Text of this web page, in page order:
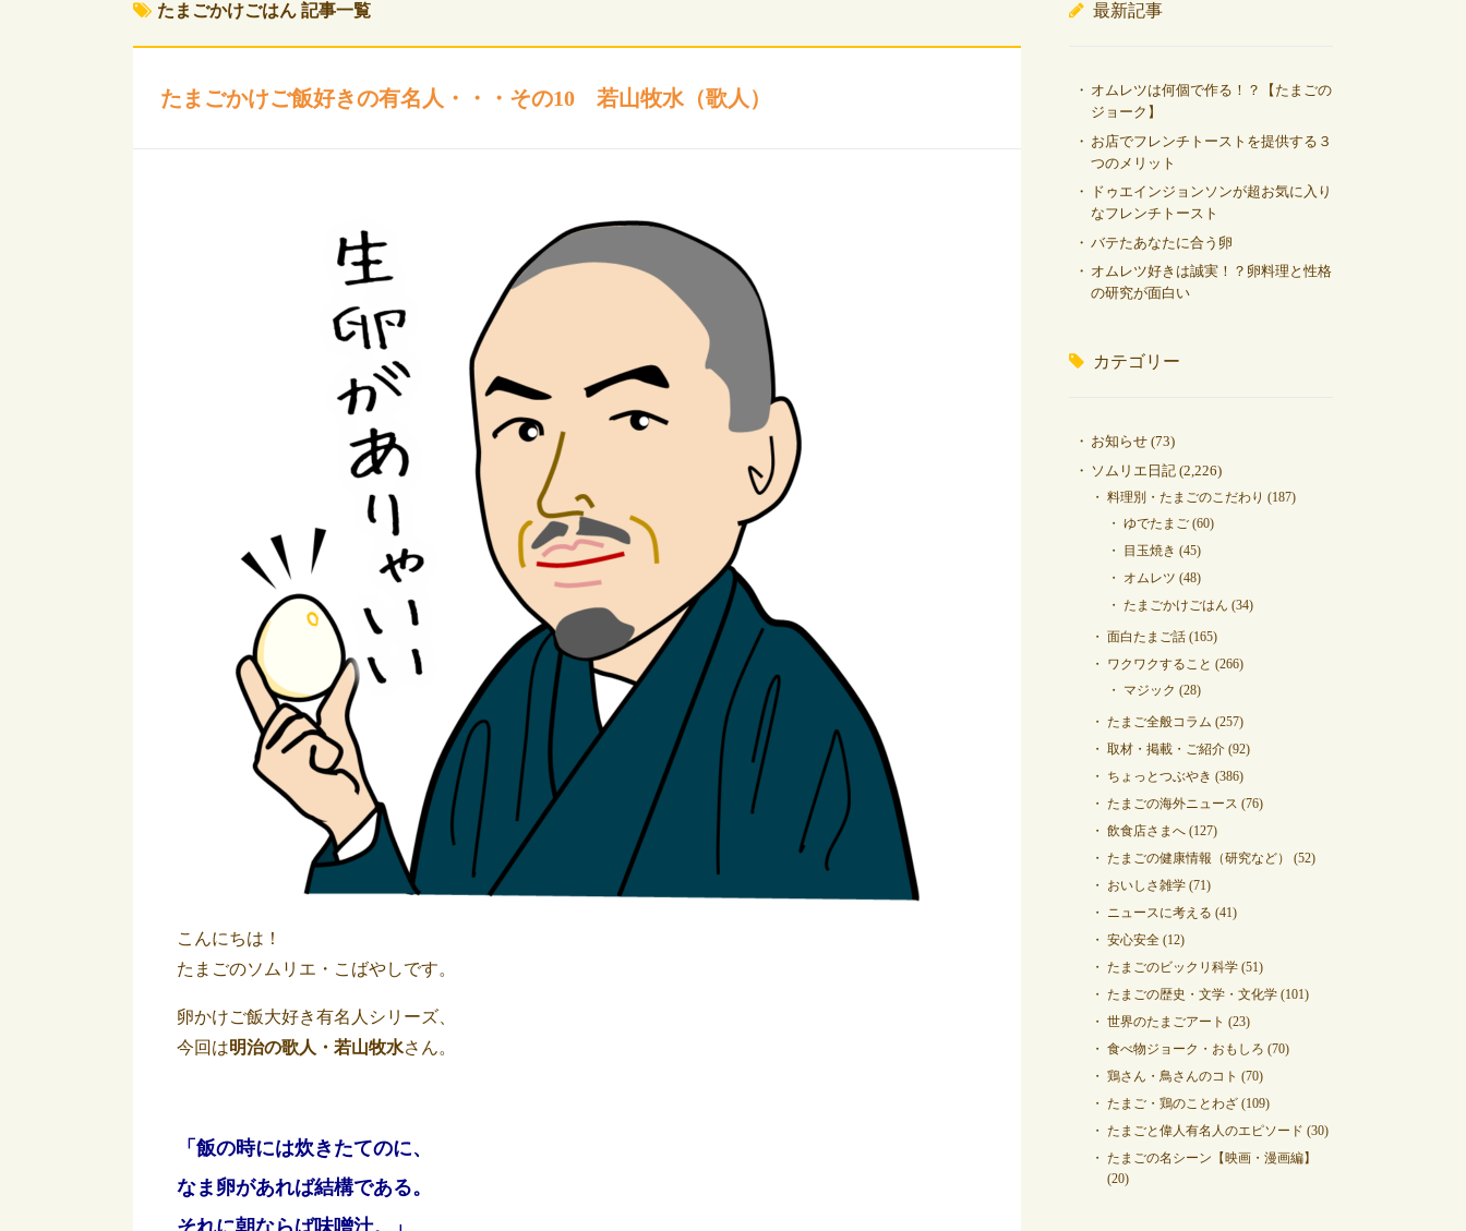
たまごかけごはん 記事一覧
たまごかけご飯好きの有名人・・・その10 若山牧水（歌人）
こんにちは！
たまごのソムリエ・こばやしです。
卵かけご飯大好き有名人シリーズ、
今回は明治の歌人・若山牧水さん。
「飯の時には炊きたてのに、
なま卵があれば結構である。
それに朝ならば味噌汁。」
最新記事
オムレツは何個で作る！？【たまごの
ジョーク】
お店でフレンチトーストを提供する３
つのメリット
ドゥエインジョンソンが超お気に入り
なフレンチトースト
バテたあなたに合う卵
オムレツ好きは誠実！？卵料理と性格
の研究が面白い
カテゴリー
お知らせ (73)
ソムリエ日記 (2,226)
料理別・たまごのこだわり (187)
ゆでたまご (60)
目玉焼き (45)
オムレツ (48)
たまごかけごはん (34)
面白たまご話 (165)
ワクワクすること (266)
マジック (28)
たまご全般コラム (257)
取材・掲載・ご紹介 (92)
ちょっとつぶやき (386)
たまごの海外ニュース (76)
飲食店さまへ (127)
たまごの健康情報（研究など）
(52)
おいしさ雑学 (71)
ニュースに考える (41)
安心安全 (12)
たまごのビックリ科学 (51)
たまごの歴史・文学・文化学 (101)
世界のたまごアート (23)
食べ物ジョーク・おもしろ (70)
鶏さん・鳥さんのコト (70)
たまご・鶏のことわざ (109)
たまごと偉人有名人のエピソード (30)
たまごの名シーン【映画・漫画編】
(20)